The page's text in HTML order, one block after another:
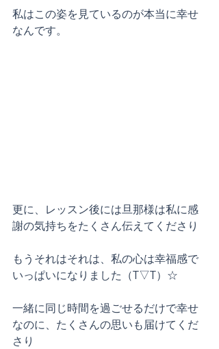
私はこの姿を見ているのが本当に幸せ
なんです。
更に、レッスン後には旦那様は私に感
謝の気持ちをたくさん伝えてくださり
もうそれはそれは、私の心は幸福感で
いっぱいになりました（T▽T）☆
一緒に同じ時間を過ごせるだけで幸せ
なのに、たくさんの思いも届けてくだ
さり